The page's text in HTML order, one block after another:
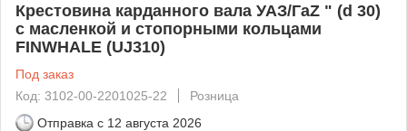
Крестовина карданного вала УАЗ/ГаZ " (d 30)
с масленкой и стопорными кольцами
FINWHALE (UJ310)
Под заказ
Код: 3102-00-2201025-22
Розница
Отправка с 12 августа 2026